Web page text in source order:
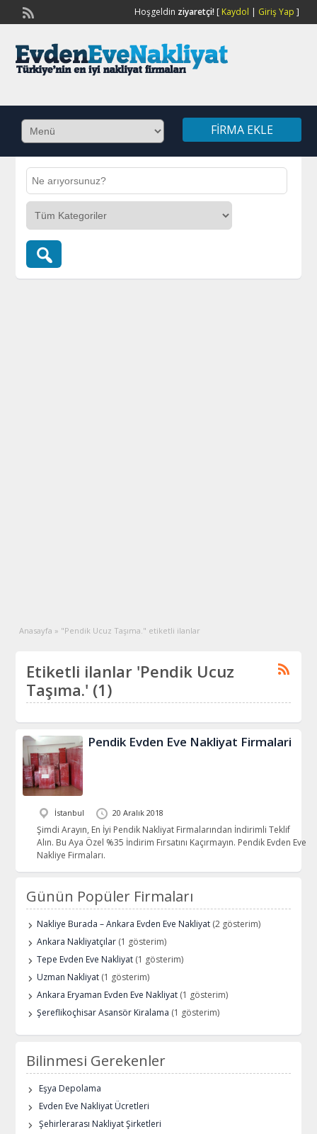
Hoşgeldin ziyaretçi![ Kaydol | Giriş Yap ]
FIRMA EKLE
Anasayfa » "Pendik Ucuz Taşıma." etiketli ilanlar
Etiketli ilanlar 'Pendik Ucuz
Taşıma.' (1)
Pendik Evden Eve Nakliyat Firmalari
İstanbul 20 Aralık 2018
Şimdi Arayın, En İyi Pendik Nakliyat Firmalarından İndirimli Teklif
Alın. Bu Aya Özel %35 İndirim Fırsatını Kaçırmayın. Pendik Evden Eve
Nakliye Firmaları.
Günün Popüler Firmaları
Nakliye Burada – Ankara Evden Eve Nakliyat (2 gösterim)
Ankara Nakliyatçılar (1 gösterim)
Tepe Evden Eve Nakliyat (1 gösterim)
Uzman Nakliyat (1 gösterim)
Ankara Eryaman Evden Eve Nakliyat (1 gösterim)
Şereflikoçhisar Asansör Kiralama (1 gösterim)
Bilinmesi Gerekenler
Eşya Depolama
Evden Eve Nakliyat Ücretleri
Şehirlerarası Nakliyat Şirketleri